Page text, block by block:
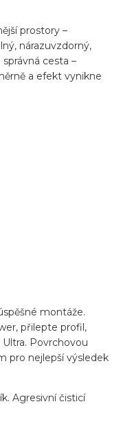
prostory –
nárazuvzdorný,
cesta –
a efekt vynikne
montáže.
přilepte profil,
Povrchovou
pro nejlepší výsledek
Agresivní čisticí